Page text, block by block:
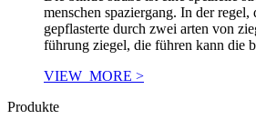
menschen spaziergang. In der regel,
gepflasterte durch zwei arten von
führung ziegel, die führen kann die
VIEW_MORE >
Produkte